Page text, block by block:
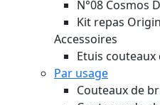
N°08 Cosmos
Kit repas
Accessoires
Etuis couteaux
Par usage
Couteaux de